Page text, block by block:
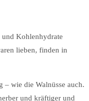
Kohlenhydrate
lieben, finden in
– wie die Walnüsse auch.
und kräftiger und